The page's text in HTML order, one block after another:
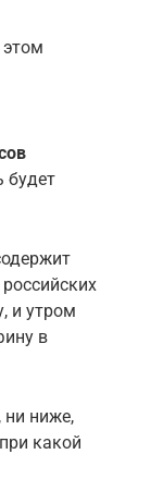
этом
будет
и утром
в
ни ниже,
какой